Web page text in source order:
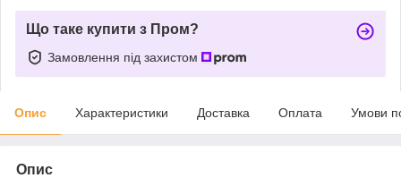
Що таке купити з Пром?
Замовлення під захистом
Опис Характеристики Доставка Оплата Умови
Опис